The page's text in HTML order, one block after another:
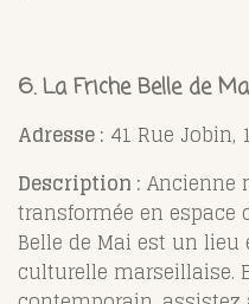
6. La Friche Belle de
Adresse : 41 Rue Jobin,
Description : Ancienne
transformée en
Belle de Mai est un
culturelle marseillaise.